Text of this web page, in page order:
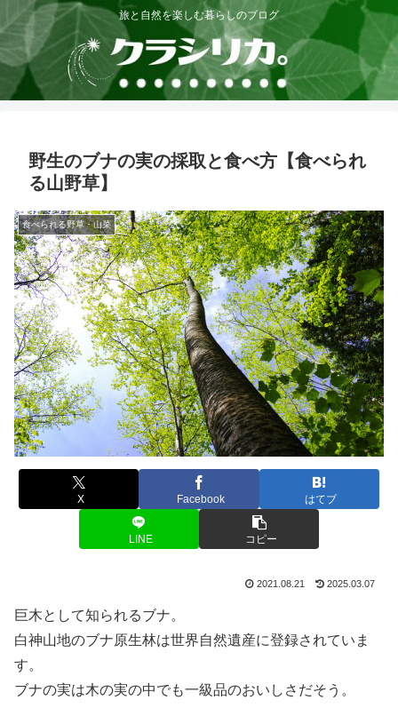
旅と自然を楽しむ暮らしのブログ
野生のブナの実の採取と食べ方【食べられ
る山野草】
食べられる野草・山菜
X Facebook はてブ
LINE コピー
2021.08.21 2025.03.07
巨木として知られるブナ。
白神山地のブナ原生林は世界自然遺産に登録されていま
す。
ブナの実は木の実の中でも一級品のおいしさだそう。